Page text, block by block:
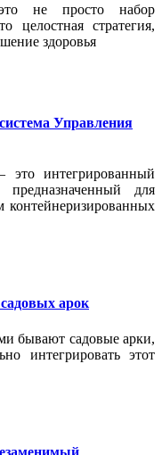
не просто набор
целостная стратегия,
здоровья
Управления
это интегрированный
для
арок
бывают садовые арки,
интегрировать этот